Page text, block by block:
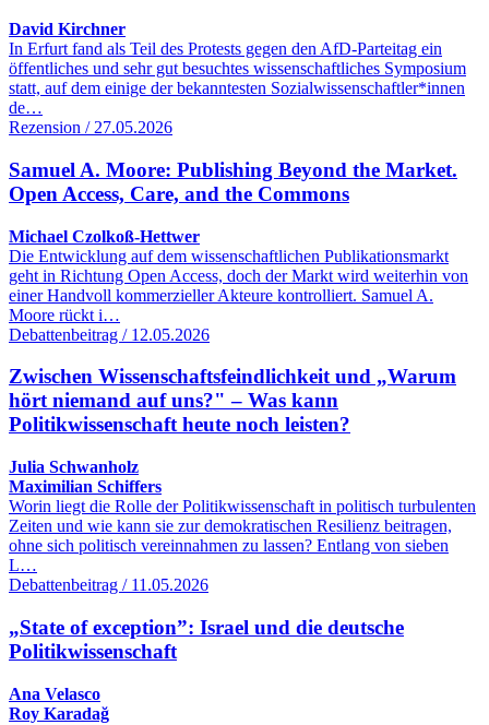
David Kirchner
In Erfurt fand als Teil des Protests gegen den AfD-Parteitag ein
öffentliches und sehr gut besuchtes wissenschaftliches Symposium
statt, auf dem einige der bekanntesten Sozialwissenschaftler*innen
de…
Rezension / 27.05.2026
Samuel A. Moore: Publishing Beyond the Market.
Open Access, Care, and the Commons
Michael Czolkoß-Hettwer
Die Entwicklung auf dem wissenschaftlichen Publikationsmarkt
geht in Richtung Open Access, doch der Markt wird weiterhin von
einer Handvoll kommerzieller Akteure kontrolliert. Samuel A.
Moore rückt i…
Debattenbeitrag / 12.05.2026
Zwischen Wissenschaftsfeindlichkeit und „Warum
hört niemand auf uns?" – Was kann
Politikwissenschaft heute noch leisten?
Julia Schwanholz
Maximilian Schiffers
Worin liegt die Rolle der Politikwissenschaft in politisch turbulenten
Zeiten und wie kann sie zur demokratischen Resilienz beitragen,
ohne sich politisch vereinnahmen zu lassen? Entlang von sieben
L…
Debattenbeitrag / 11.05.2026
„State of exception”: Israel und die deutsche
Politikwissenschaft
Ana Velasco
Roy Karadağ